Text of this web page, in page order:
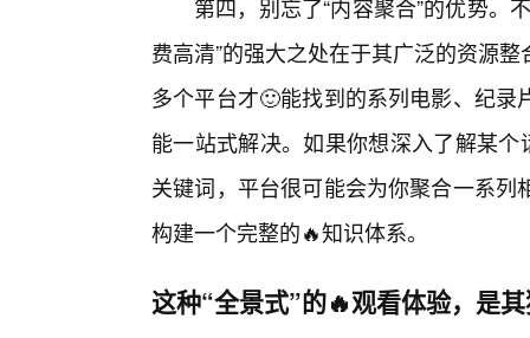
第四，别忘了“内容聚合”的优势。
费高清”的强大之处在于其广泛的资源
多个平台才🙂能找到的系列电影、纪
能一站式解决。如果你想深入了解某
关键词，平台很可能会为你聚合一系
构建一个完整的🔥知识体系。
这种“全景式”的🔥观看体验，是